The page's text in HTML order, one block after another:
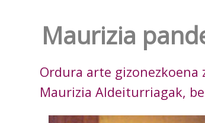
Maurizia
Ordura arte
Maurizia Aldeiturriagak,